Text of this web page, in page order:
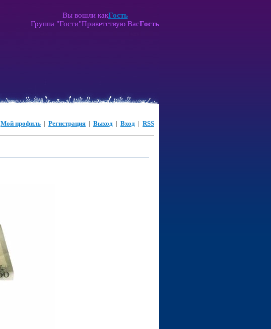
Вы вошли какГость
Группа "Гости"Приветствую ВасГость
Мой профиль | Регистрация | Выход | Вход | RSS